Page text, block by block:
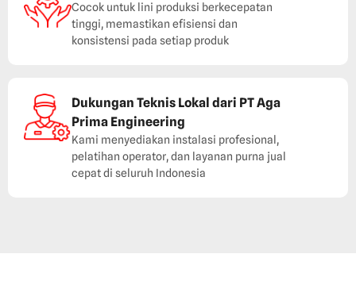
Cocok untuk lini produksi berkecepatan
tinggi, memastikan efisiensi dan
konsistensi pada setiap produk
Dukungan Teknis Lokal dari PT Aga
Prima Engineering
Kami menyediakan instalasi profesional,
pelatihan operator, dan layanan purna jual
cepat di seluruh Indonesia